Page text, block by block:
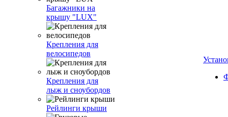
Багажники на
крышу "LUX"
Крепления для
велосипедов
Крепления для
лыж и сноубордов
Рейлинги крыши